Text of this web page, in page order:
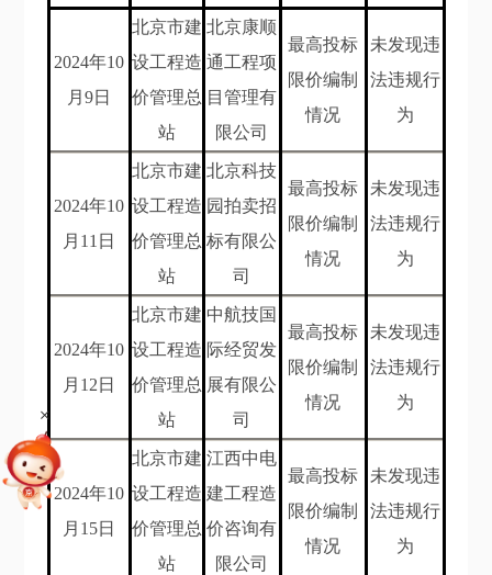
2024年10
月9日
北京市建
设工程造
价管理总
站
北京康顺
通工程项
目管理有
限公司
最高投标
限价编制
情况
未发现违
法违规行
为
2024年10
月11 日
北京市建
设工程造
价管理总
站
北京科技
园拍卖招
标有限公
司
最高投标
限价编制
情况
未发现违
法违规行
为
2024年10
月12 日
北京市建
设工程造
价管理总
站
中航技国
际经贸发
展有限公
司
最高投标
限价编制
情况
未发现违
法违规行
为
2024年10
月15日
北京市建
设工程造
价管理总
站
江西中电
建工程造
价咨询有
限公司
最高投标
限价编制
情况
未发现违
法违规行
为
+